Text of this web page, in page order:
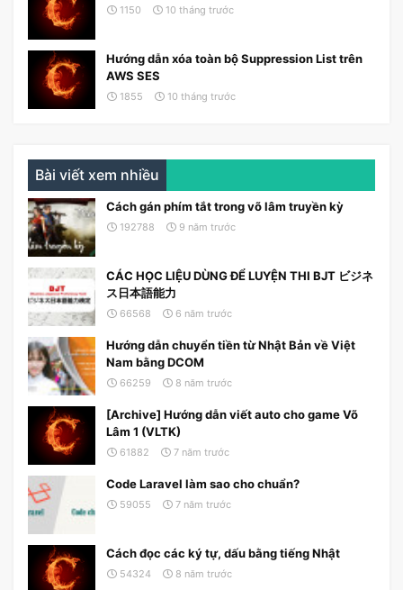
1150 10 tháng trước
Hướng dẫn xóa toàn bộ Suppression List trên
AWS SES
1855 10 tháng trước
Bài viết xem nhiều
Cách gán phím tắt trong võ lâm truyền kỳ
192788 9 năm trước
CÁC HỌC LIỆU DÙNG ĐỂ LUYỆN THI BJT ビジネ
ス日本語能力
66568 6 năm trước
Hướng dẫn chuyển tiền từ Nhật Bản về Việt
Nam bằng DCOM
66259 8 năm trước
[Archive] Hướng dẫn viết auto cho game Võ
Lâm 1 (VLTK)
61882 7 năm trước
Code Laravel làm sao cho chuẩn?
59055 7 năm trước
Cách đọc các ký tự, dấu bằng tiếng Nhật
54324 8 năm trước